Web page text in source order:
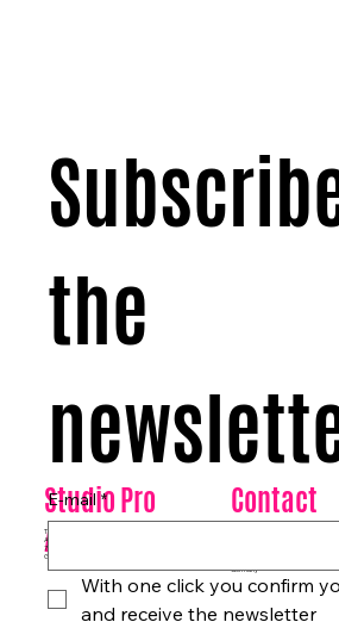
Studio Pro
Arte
Tanzhaus & Kulturzentrum
Am Rohrgraben 4a
79249 Merzhausen/Freiburg
Germany
Contact
Germany
the
E-mail *
With one click you confirm
and receive the newsletter